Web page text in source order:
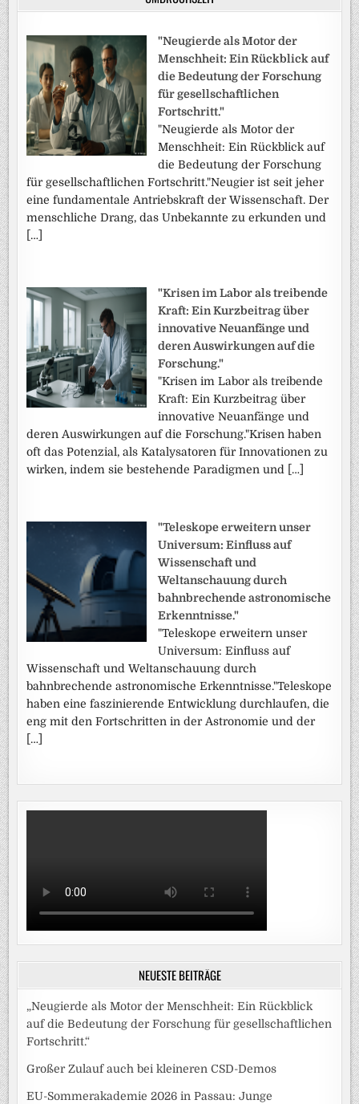
"Neugierde als Motor der
Menschheit: Ein Rückblick auf
die Bedeutung der Forschung
für gesellschaftlichen
Fortschritt."
"Neugierde als Motor der
Menschheit: Ein Rückblick auf
die Bedeutung der Forschung
für gesellschaftlichen Fortschritt."Neugier ist seit jeher
eine fundamentale Antriebskraft der Wissenschaft. Der
menschliche Drang, das Unbekannte zu erkunden und
[…]
"Krisen im Labor als treibende
Kraft: Ein Kurzbeitrag über
innovative Neuanfänge und
deren Auswirkungen auf die
Forschung."
"Krisen im Labor als treibende
Kraft: Ein Kurzbeitrag über
innovative Neuanfänge und
deren Auswirkungen auf die Forschung."Krisen haben
oft das Potenzial, als Katalysatoren für Innovationen zu
wirken, indem sie bestehende Paradigmen und […]
"Teleskope erweitern unser
Universum: Einfluss auf
Wissenschaft und
Weltanschauung durch
bahnbrechende astronomische
Erkenntnisse."
"Teleskope erweitern unser
Universum: Einfluss auf
Wissenschaft und Weltanschauung durch
bahnbrechende astronomische Erkenntnisse."Teleskope
haben eine faszinierende Entwicklung durchlaufen, die
eng mit den Fortschritten in der Astronomie und der
[…]
NEUESTE BEITRÄGE
„Neugierde als Motor der Menschheit: Ein Rückblick
auf die Bedeutung der Forschung für gesellschaftlichen
Fortschritt.“
Großer Zulauf auch bei kleineren CSD-Demos
EU-Sommerakademie 2026 in Passau: Junge